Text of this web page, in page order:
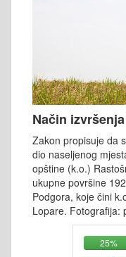
Način
Zakon propisuje da
dio naseljenog
opštine (k.o.)
ukupne površine
Podgora, koje čini
Lopare. Fotografija:
25%